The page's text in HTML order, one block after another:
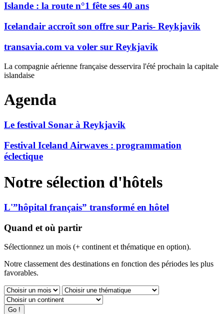
Islande : la route n°1 fête ses 40 ans
Icelandair accroît son offre sur Paris- Reykjavik
transavia.com va voler sur Reykjavik
La compagnie aérienne française desservira l'été prochain la capitale
islandaise
Agenda
Le festival Sonar à Reykjavik
Festival Iceland Airwaves : programmation
éclectique
Notre sélection d'hôtels
L'”hôpital français” transformé en hôtel
Quand et où partir
Sélectionnez un mois (+ continent et thématique en option).
Notre classement des destinations en fonction des périodes les plus
favorables.